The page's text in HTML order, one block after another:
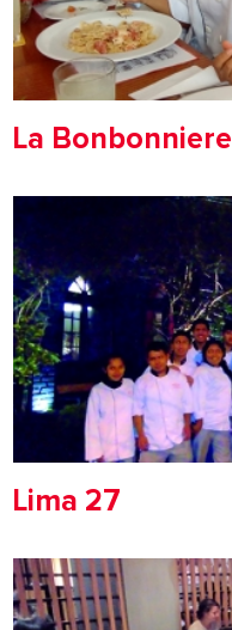
La Bonbonniere
Lima 27